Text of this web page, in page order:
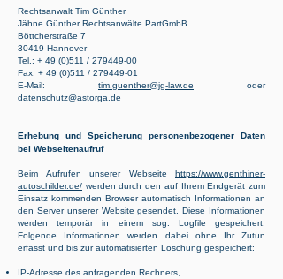
Rechtsanwalt Tim Günther
Jähne Günther Rechtsanwälte PartGmbB
Böttcherstraße 7
30419 Hannover
Tel.: + 49 (0)511 / 279449-00
Fax: + 49 (0)511 / 279449-01
E-Mail: tim.guenther@jg-law.de oder
datenschutz@astorga.de
Erhebung und Speicherung personenbezogener Daten
bei Webseitenaufruf
Beim Aufrufen unserer Webseite https://www.genthiner-
autoschilder.de/ werden durch den auf Ihrem Endgerät zum
Einsatz kommenden Browser automatisch Informationen an
den Server unserer Website gesendet. Diese Informationen
werden temporär in einem sog. Logfile gespeichert.
Folgende Informationen werden dabei ohne Ihr Zutun
erfasst und bis zur automatisierten Löschung gespeichert:
IP-Adresse des anfragenden Rechners,